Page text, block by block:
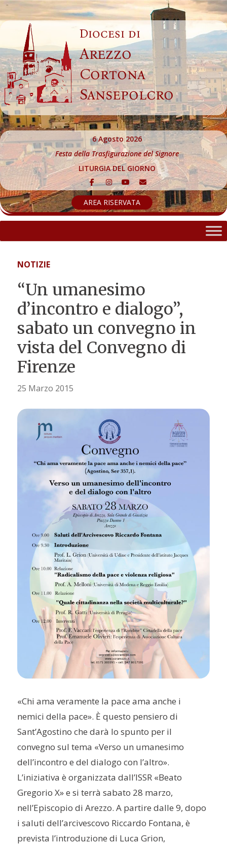
Skip
to
content
Diocesi di
Arezzo
Cortona
Sansepolcro
6 Agosto 2026
Festa della Trasfigurazione del Signore
LITURGIA DEL GIORNO
AREA RISERVATA
NOTIZIE
“Un umanesimo
d’incontro e dialogo”,
sabato un convegno in
vista del Convegno di
Firenze
25 Marzo 2015
«Chi ama veramente la pace ama anche i
nemici della pace». È questo pensiero di
Sant’Agostino che darà lo spunto per il
convegno sul tema «Verso un umanesimo
dell’incontro e del dialogo con l’altro».
L’iniziativa è organizzata dall’ISSR «Beato
Gregorio X» e si terrà sabato 28 marzo,
nell’Episcopio di Arezzo. A partire dalle 9, dopo
i saluti dell’arcivescovo Riccardo Fontana, è
prevista l’introduzione di Luca Grion,